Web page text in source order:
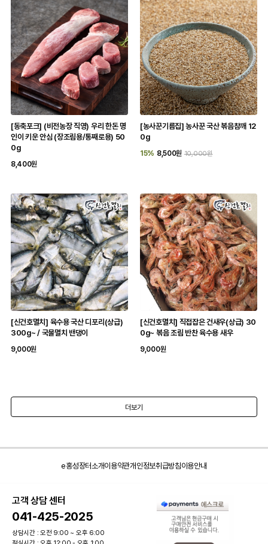
[동축포크] (비전농장 직영) 우리 한돈 명
인이 키운 안심 (장조림용/통째로용) 50
0g
8,400원
[농사꾼기름집] 농사꾼 국산 볶음참깨 12
0g
15% 8,500원 10,000원
[신건호멸치] 육수용 국산 디포리(상급)
300g~ / 국물멸치 밴댕이
9,000원
[신건호멸치] 직접잡은 건새우(상급) 30
0g~ 볶음 조림 반찬 육수용 새우
9,000원
더보기
e홍성장터소개이용약관개인정보취급방침이용안내
고객 상담 센터
041-425-2025
상담시간 : 오전 9:00 ~ 오후 6:00